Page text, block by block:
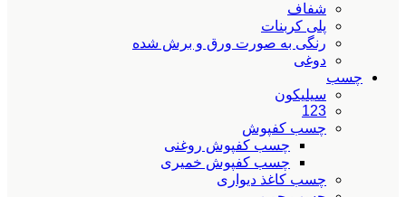
شفاف
پلی کربنات
رنگی به صورت ورق و برش شده
دوغی
چسب
سیلیکون
123
چسب کفپوش
چسب کفپوش روغنی
چسب کفپوش خمیری
چسب کاغذ دیواری